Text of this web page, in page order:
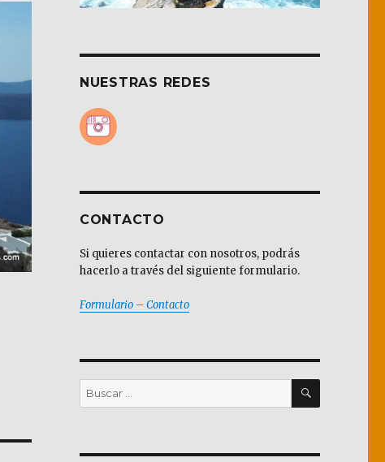
NUESTRAS REDES
CONTACTO
Si quieres contactar con nosotros, podrás
hacerlo a través del siguiente formulario.
Formulario – Contacto
Buscar
por:
BUSCAR